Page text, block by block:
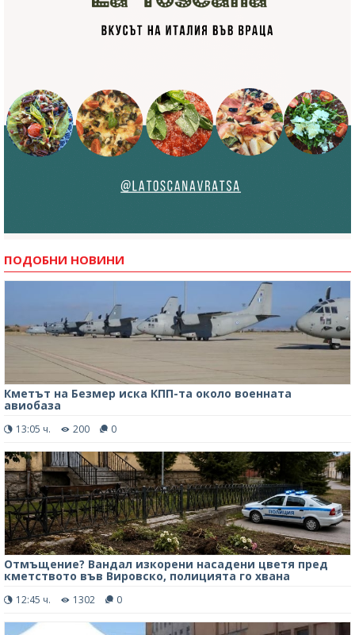
ПОДОБНИ НОВИНИ
Кметът на Безмер иска КПП-та около военната
авиобаза
13:05 ч. 200 0
Отмъщение? Вандал изкорени насадени цветя пред
кметството във Вировско, полицията го хвана
12:45 ч. 1302 0